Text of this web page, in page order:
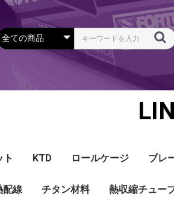
Honda
Mazda
Mitsubishi
Nissan
Subaru
Toyota
その他
G5
G4X
G4＋
Looms and Cables
Mapセンサー
温度センサー
その他センサー
Exhaust O2センサー
CAN EGT modules
DI Driver
Ignition
Injection
Peripherals
Tuning Tools
E-Throttle
Driver Display
CAN Keypad
Hat
T-shirts
Foodies
ト KTD
Looms コ
拡
センサー ク
温
圧
ノ
ブー
ISC
その
Ignition Coil
クラセン
サージタンク
EXマニ
燃料
電スロ
シリコンホース
エンジンハーネス
ハーネスラベル
エアクリーナー
スイッチ
アダプタ類
その他
ロールケージ ブレ
配線 チタン材料 熱収縮チュー